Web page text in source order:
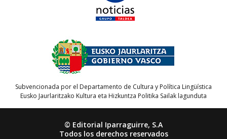
Subvencionada por el Departamento de Cultura y Política Lingüística
Eusko Jaurlaritzako Kultura eta Hizkuntza Politika Sailak lagunduta
© Editorial Iparraguirre, S.A
Todos los derechos reservados